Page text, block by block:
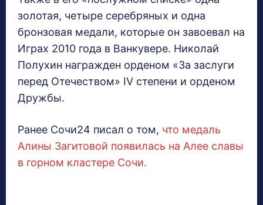
золотая, четыре серебряных и одна
бронзовая медали, которые он завоевал на
Играх 2010 года в Ванкувере. Николай
Полухин награжден орденом «За заслуги
перед Отечеством» IV степени и орденом
Дружбы.
Ранее Сочи24 писал о том, что медаль
Алины Загитовой появилась на Алее славы
в горном кластере Сочи.